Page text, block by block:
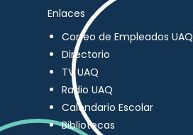
Enlaces
Correo de Empleados UAQ
Directorio
TV UAQ
Radio UAQ
Calendario Escolar
Bibliotecas